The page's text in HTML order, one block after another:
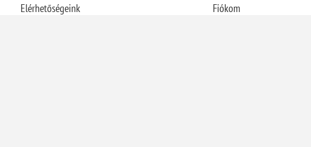
Elérhetőségeink
Fiókom